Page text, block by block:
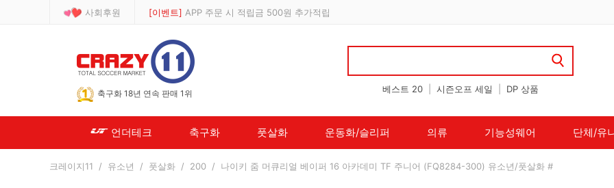
사회후원 [등급제] 회원가입 시 최대 2% 적립 및 할인 쿠폰 지급
축구화 18년 연속 판매 1위 베스트 20 시즌오프 세일 DP 상품
언더테크 축구화 풋살화 운동화/슬리퍼 의류 기능성웨어 단체/유
크레이지11 / 유소년 / 풋살화 / 200 / 나이키 줌 머큐리얼 베이퍼 16 아카데미 TF 주니어 (FQ8284-300) 유소년/풋살화 #